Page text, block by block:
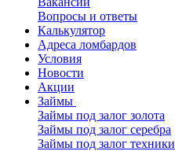
Вопросы и ответы
Калькулятор
Адреса ломбардов
Условия
Новости
Акции
Займы
Займы под залог золота
Займы под залог серебра
Займы под залог техники